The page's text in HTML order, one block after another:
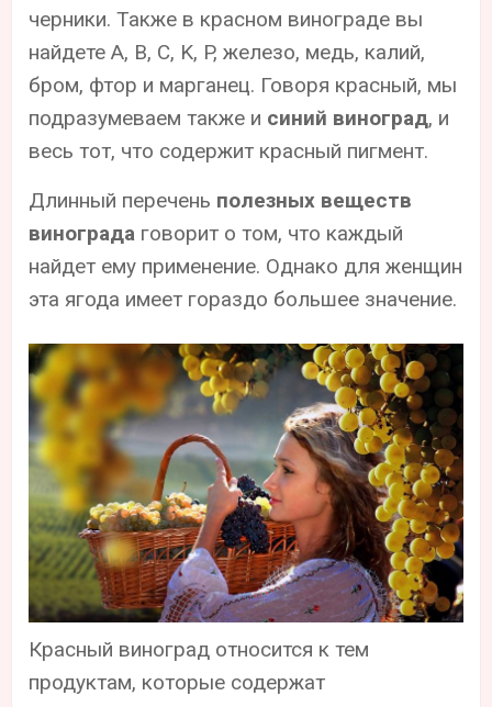
черники. Также в красном винограде вы
найдете A, B, C, K, P, железо, медь, калий,
бром, фтор и марганец. Говоря красный, мы
подразумеваем также и синий виноград, и
весь тот, что содержит красный пигмент.
Длинный перечень полезных веществ
винограда говорит о том, что каждый
найдет ему применение. Однако для женщин
эта ягода имеет гораздо большее значение.
Красный виноград относится к тем
продуктам, которые содержат